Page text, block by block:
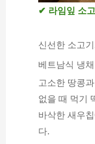
✔ 라임잎 소
신선한 소고
베트남식 냉
고소한 땅콩
없을 때 먹기
바삭한 새우
다.